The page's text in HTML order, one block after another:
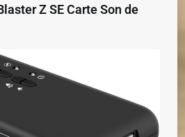
Z SE Carte Son de